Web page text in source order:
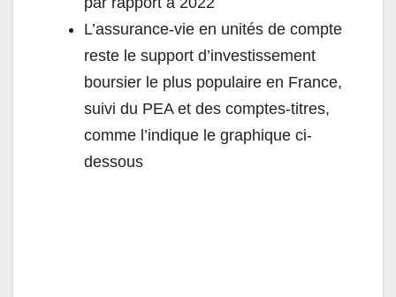
L’assurance-vie en unités de compte
reste le support d’investissement
boursier le plus populaire en France,
suivi du PEA et des comptes-titres,
comme l’indique le graphique ci-
dessous